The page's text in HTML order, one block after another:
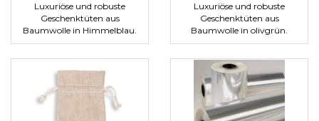
Luxuriöse und robuste
Geschenktüten aus
Baumwolle in Himmelblau.
Luxuriöse und robuste
Geschenktüten aus
Baumwolle in olivgrün.